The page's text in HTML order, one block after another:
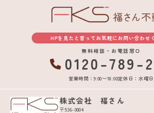
HPを見たと言ってお気軽にお問い合わせ
無料相談・お電話窓口
0120-789-
営業時間：9:00〜18:00定休日：水曜日
株式会社 福さん
〒536-0004